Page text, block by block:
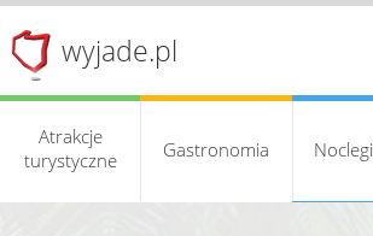
wyjade.pl
Atrakcje
turystyczne
Gastronomia Noclegi